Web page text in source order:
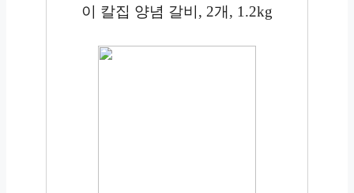
이 칼집 양념 갈비, 2개, 1.2kg